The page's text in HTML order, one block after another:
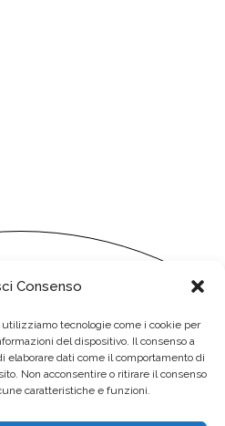
Consenso
tecnologie come i cookie per
del dispositivo. Il consenso a
dati come il comportamento di
Non acconsentire o ritirare il consenso
caratteristiche e funzioni.
CHI SIAMO
IL TEAM